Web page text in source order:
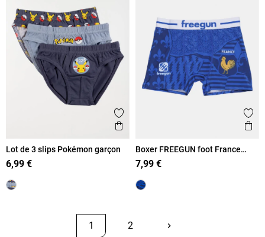
Ajouter aux favoris
Aperçu rapide
Lot de 3 slips Pokémon garçon
6,99 €
Boxer FREEGUN foot France
garçon
7,99 €
1 2 keyboard_arrow_rightSuivant